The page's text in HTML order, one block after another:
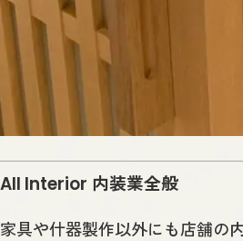
All Interior 内装業全般
家具や什器製作以外にも店舗の